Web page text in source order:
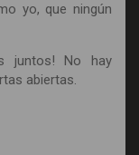
yo, que ningún
juntos! No hay
abiertas.